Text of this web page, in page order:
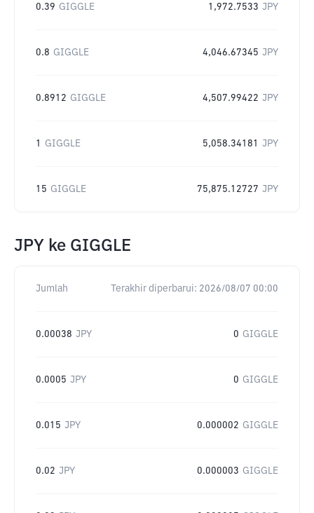
0.39 GIGGLE 1,972.7533 JPY
0.8 GIGGLE 4,046.67345 JPY
0.8912 GIGGLE 4,507.99422 JPY
1 GIGGLE 5,058.34181 JPY
15 GIGGLE 75,875.12727 JPY
JPY ke GIGGLE
Jumlah Terakhir diperbarui: 2026/08/07 00:00
0.00038 JPY 0 GIGGLE
0.0005 JPY 0 GIGGLE
0.015 JPY 0.000002 GIGGLE
0.02 JPY 0.000003 GIGGLE